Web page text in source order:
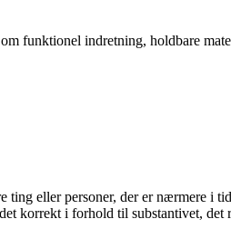
funktionel indretning, holdbare
eller personer, der er nærmere i
korrekt i forhold til substantivet, det